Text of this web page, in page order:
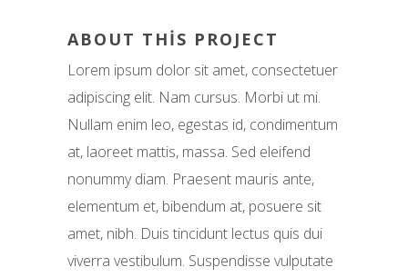
ABOUT THIS PROJECT
Lorem ipsum dolor sit amet, consectetuer
adipiscing elit. Nam cursus. Morbi ut mi.
Nullam enim leo, egestas id, condimentum
at, laoreet mattis, massa. Sed eleifend
nonummy diam. Praesent mauris ante,
elementum et, bibendum at, posuere sit
amet, nibh. Duis tincidunt lectus quis dui
viverra vestibulum. Suspendisse vulputate